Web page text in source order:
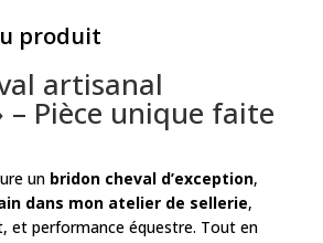
produit
artisanal
– Pièce unique faite
un bridon cheval d’exception,
dans mon atelier de sellerie,
et performance équestre. Tout en